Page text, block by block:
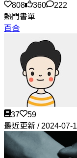
808
360
222
熱門書單
百合
37
59
最近更新 / 2024-07-